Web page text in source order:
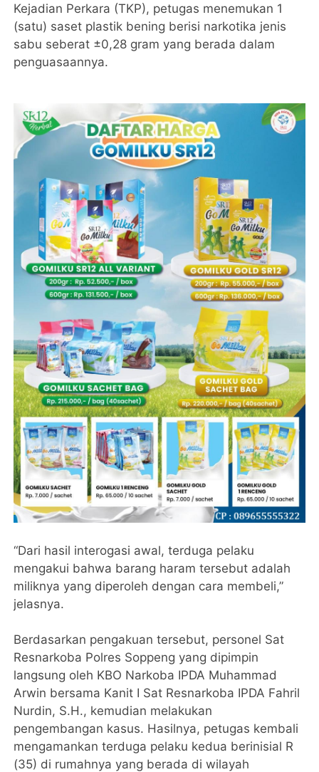
Kejadian Perkara (TKP), petugas menemukan 1
(satu) saset plastik bening berisi narkotika jenis
sabu seberat ±0,28 gram yang berada dalam
penguasaannya.
“Dari hasil interogasi awal, terduga pelaku
mengakui bahwa barang haram tersebut adalah
miliknya yang diperoleh dengan cara membeli,”
jelasnya.
Berdasarkan pengakuan tersebut, personel Sat
Resnarkoba Polres Soppeng yang dipimpin
langsung oleh KBO Narkoba IPDA Muhammad
Arwin bersama Kanit I Sat Resnarkoba IPDA Fahril
Nurdin, S.H., kemudian melakukan
pengembangan kasus. Hasilnya, petugas kembali
mengamankan terduga pelaku kedua berinisial R
(35) di rumahnya yang berada di wilayah